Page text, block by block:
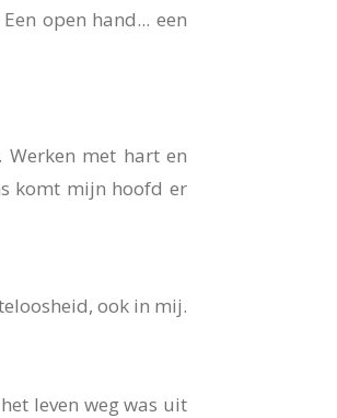
open hand... een
Werken met hart en
komt mijn hoofd er
ook in mij.
leven weg was uit